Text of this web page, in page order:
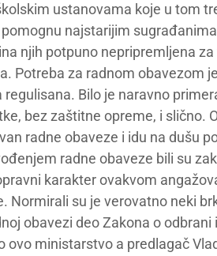
ustanovama koje u tom
najstarijim
njih potpuno nepripremljena
Potreba za radnom obavezom
Bilo je naravno
bez zaštitne opreme, i slično.
radne obaveze i idu na dušu
radne obaveze bili su
karakter ovakvom
Normirali su je verovatno neki
obavezi deo Zakona o odbrani
ministarstvo a predlagač